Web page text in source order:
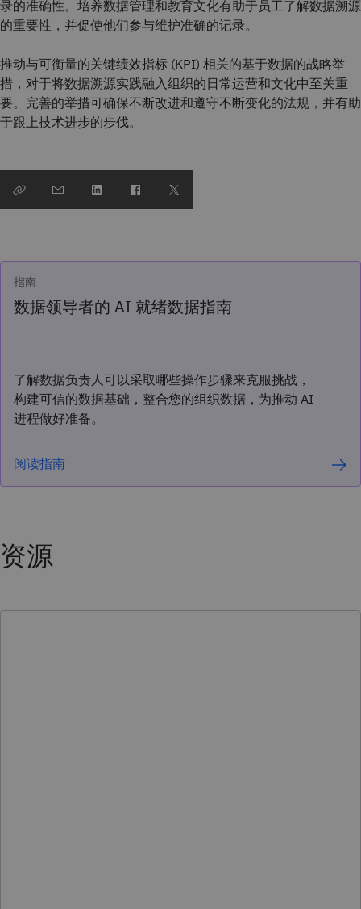
录的准确性。培养数据管理和教育文化有助于员工了解数据溯源
的重要性，并促使他们参与维护准确的记录。
推动与可衡量的关键绩效指标 (KPI) 相关的基于数据的战略举
措，对于将数据溯源实践融入组织的日常运营和文化中至关重
要。完善的举措可确保不断改进和遵守不断变化的法规，并有助
于跟上技术进步的步伐。
指南
数据领导者的 AI 就绪数据指南
了解数据负责人可以采取哪些操作步骤来克服挑战，
构建可信的数据基础，整合您的组织数据，为推动 AI
进程做好准备。
阅读指南
资源